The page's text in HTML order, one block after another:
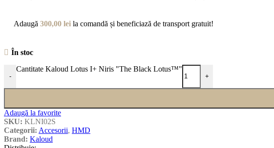
Adaugă 300,00 lei la comandă și beneficiază de transport gratuit!
În stoc
-
Cantitate Kaloud Lotus I+ Niris "The Black Lotus™"
+
Adaugă la favorite
SKU: KLNI02S
Categorii: Accesorii, HMD
Brand: Kaloud